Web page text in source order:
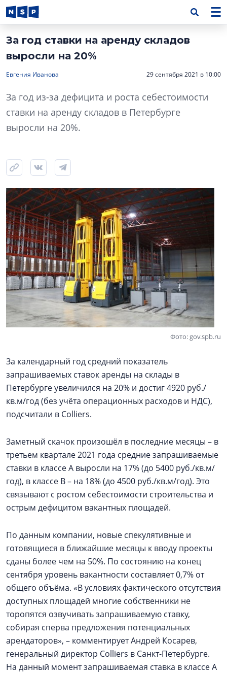
За год ставки на аренду складов
выросли на 20%
Евгения Иванова 29 сентября 2021 в 10:00
За год из-за дефицита и роста себестоимости
ставки на аренду складов в Петербурге
выросли на 20%.
Фото: gov.spb.ru
За календарный год средний показатель
запрашиваемых ставок аренды на склады в
Петербурге увеличился на 20% и достиг 4920 руб./
кв.м/год (без учёта операционных расходов и НДС),
подсчитали в Colliers.
Заметный скачок произошёл в последние месяцы – в
третьем квартале 2021 года средние запрашиваемые
ставки в классе А выросли на 17% (до 5400 руб./кв.м/
год), в классе В – на 18% (до 4500 руб./кв.м/год). Это
связывают с ростом себестоимости строительства и
острым дефицитом вакантных площадей.
По данным компании, новые спекулятивные и
готовящиеся в ближайшие месяцы к вводу проекты
сданы более чем на 50%. По состоянию на конец
сентября уровень вакантности составляет 0,7% от
общего объёма. «В условиях фактического отсутствия
доступных площадей многие собственники не
торопятся озвучивать запрашиваемую ставку,
собирая сперва предложения потенциальных
арендаторов», – комментирует Андрей Косарев,
генеральный директор Colliers в Санкт-Петербурге.
На данный момент запрашиваемая ставка в классе А